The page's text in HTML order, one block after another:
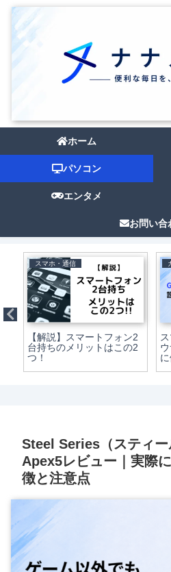
ホーム
パソコン
エンタメ
お問い合
スマホ・通信
【解説】スマートフォン2
台持ちのメリットはこの2
つ！
Steel Series（スティー
Apex5レビュー｜実際
徴と注意点